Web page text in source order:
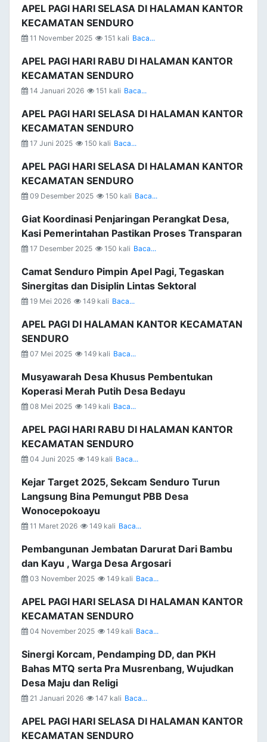
APEL PAGI HARI SELASA DI HALAMAN KANTOR
KECAMATAN SENDURO
11 November 2025 151 kali Baca...
APEL PAGI HARI RABU DI HALAMAN KANTOR
KECAMATAN SENDURO
14 Januari 2026 151 kali Baca...
APEL PAGI HARI SELASA DI HALAMAN KANTOR
KECAMATAN SENDURO
17 Juni 2025 150 kali Baca...
APEL PAGI HARI SELASA DI HALAMAN KANTOR
KECAMATAN SENDURO
09 Desember 2025 150 kali Baca...
Giat Koordinasi Penjaringan Perangkat Desa,
Kasi Pemerintahan Pastikan Proses Transparan
17 Desember 2025 150 kali Baca...
Camat Senduro Pimpin Apel Pagi, Tegaskan
Sinergitas dan Disiplin Lintas Sektoral
19 Mei 2026 149 kali Baca...
APEL PAGI DI HALAMAN KANTOR KECAMATAN
SENDURO
07 Mei 2025 149 kali Baca...
Musyawarah Desa Khusus Pembentukan
Koperasi Merah Putih Desa Bedayu
08 Mei 2025 149 kali Baca...
APEL PAGI HARI RABU DI HALAMAN KANTOR
KECAMATAN SENDURO
04 Juni 2025 149 kali Baca...
Kejar Target 2025, Sekcam Senduro Turun
Langsung Bina Pemungut PBB Desa
Wonocepokoayu
11 Maret 2026 149 kali Baca...
Pembangunan Jembatan Darurat Dari Bambu
dan Kayu , Warga Desa Argosari
03 November 2025 149 kali Baca...
APEL PAGI HARI SELASA DI HALAMAN KANTOR
KECAMATAN SENDURO
04 November 2025 149 kali Baca...
Sinergi Korcam, Pendamping DD, dan PKH
Bahas MTQ serta Pra Musrenbang, Wujudkan
Desa Maju dan Religi
21 Januari 2026 147 kali Baca...
APEL PAGI HARI SELASA DI HALAMAN KANTOR
KECAMATAN SENDURO